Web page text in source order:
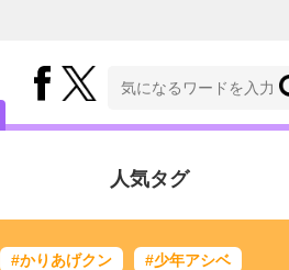
人気タグ
#かりあげクン #少年アシベ